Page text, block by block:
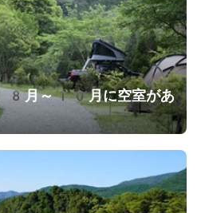
8月～10月に空室があ